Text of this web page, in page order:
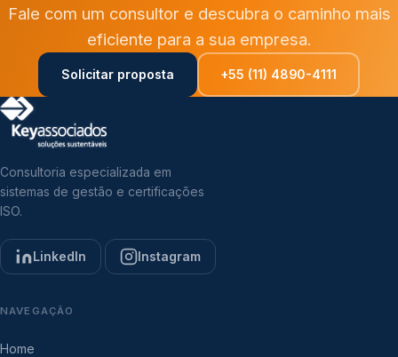
Fale com um consultor e descubra o caminho mais
eficiente para a sua empresa.
Solicitar proposta +55 (11) 4890-4111
Consultoria especializada em
sistemas de gestão e certificações
ISO.
LinkedIn Instagram
NAVEGAÇÃO
Home